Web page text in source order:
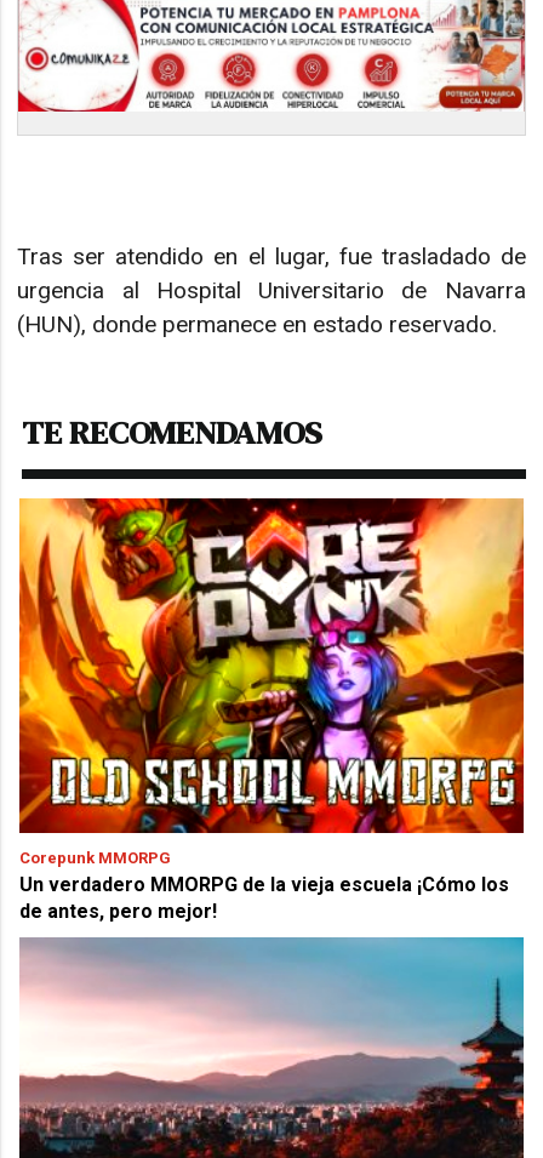
Tras ser atendido en el lugar, fue trasladado de
urgencia al Hospital Universitario de Navarra
(HUN), donde permanece en estado reservado.
TE RECOMENDAMOS
Corepunk MMORPG
Un verdadero MMORPG de la vieja escuela ¡Cómo los
de antes, pero mejor!